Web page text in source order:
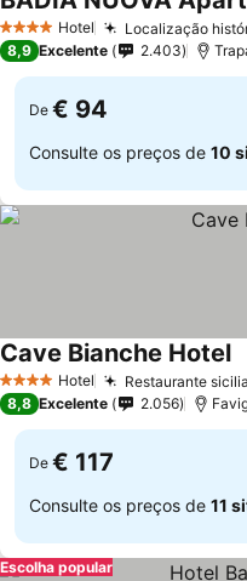
4 EstrelasHotel Localização
8,9 Excelente 2.403
De € 94
Consulte os preços de 10
4 EstrelasHotel Restaurante
Cave Bianche Hotel
8,8 Excelente 2.056
De € 117
Consulte os preços de 11
Escolha popular